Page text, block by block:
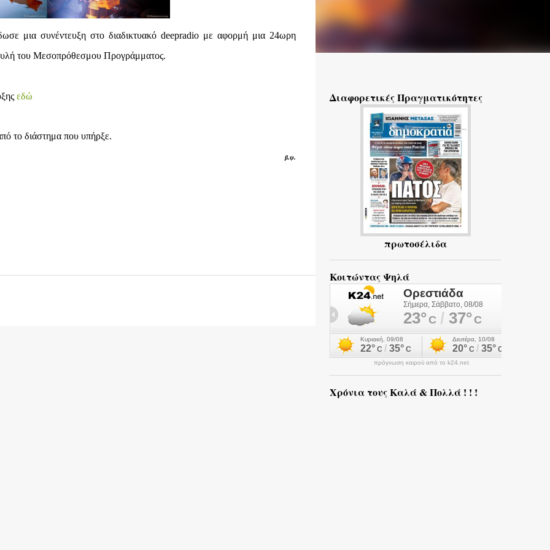
μια συνέντευξη στο διαδικτυακό deepradio με αφορμή μια 24ωρη
του Μεσοπρόθεσμου Προγράμματος.
εδώ
το διάστημα που υπήρξε.
β.ψ.
Διαφορετικές Πραγματικότητες
πρωτοσέλιδα
Κοιτώντας Ψηλά
πρόγνωση καιρού από το k24.net
Χρόνια τους Καλά & Πολλά ! ! !